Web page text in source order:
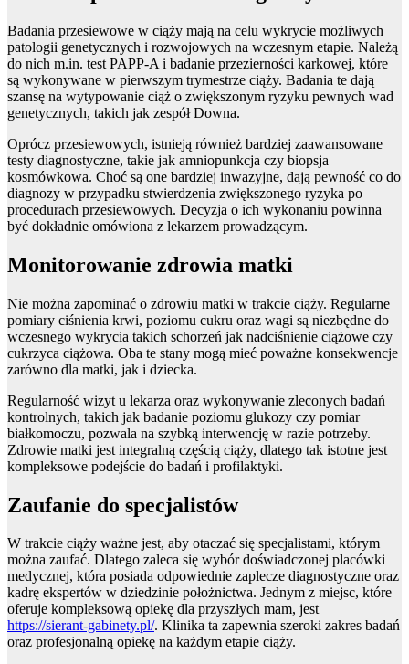
Badania przesiewowe w ciąży mają na celu wykrycie możliwych
patologii genetycznych i rozwojowych na wczesnym etapie. Należą
do nich m.in. test PAPP-A i badanie przezierności karkowej, które
są wykonywane w pierwszym trymestrze ciąży. Badania te dają
szansę na wytypowanie ciąż o zwiększonym ryzyku pewnych wad
genetycznych, takich jak zespół Downa.
Oprócz przesiewowych, istnieją również bardziej zaawansowane
testy diagnostyczne, takie jak amniopunkcja czy biopsja
kosmówkowa. Choć są one bardziej inwazyjne, dają pewność co do
diagnozy w przypadku stwierdzenia zwiększonego ryzyka po
procedurach przesiewowych. Decyzja o ich wykonaniu powinna
być dokładnie omówiona z lekarzem prowadzącym.
Monitorowanie zdrowia matki
Nie można zapominać o zdrowiu matki w trakcie ciąży. Regularne
pomiary ciśnienia krwi, poziomu cukru oraz wagi są niezbędne do
wczesnego wykrycia takich schorzeń jak nadciśnienie ciążowe czy
cukrzyca ciążowa. Oba te stany mogą mieć poważne konsekwencje
zarówno dla matki, jak i dziecka.
Regularność wizyt u lekarza oraz wykonywanie zleconych badań
kontrolnych, takich jak badanie poziomu glukozy czy pomiar
białkomoczu, pozwala na szybką interwencję w razie potrzeby.
Zdrowie matki jest integralną częścią ciąży, dlatego tak istotne jest
kompleksowe podejście do badań i profilaktyki.
Zaufanie do specjalistów
W trakcie ciąży ważne jest, aby otaczać się specjalistami, którym
można zaufać. Dlatego zaleca się wybór doświadczonej placówki
medycznej, która posiada odpowiednie zaplecze diagnostyczne oraz
kadrę ekspertów w dziedzinie położnictwa. Jednym z miejsc, które
oferuje kompleksową opiekę dla przyszłych mam, jest
https://sierant-gabinety.pl/. Klinika ta zapewnia szeroki zakres badań
oraz profesjonalną opiekę na każdym etapie ciąży.